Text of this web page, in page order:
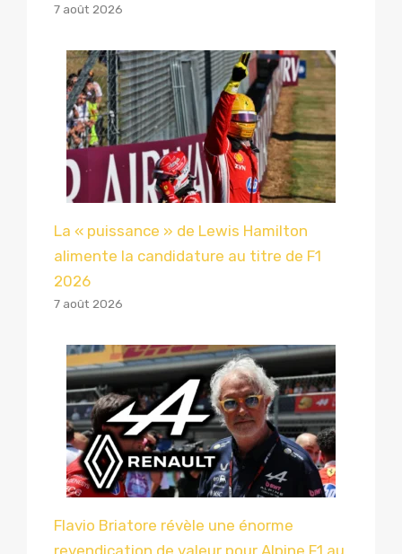
7 août 2026
La « puissance » de Lewis Hamilton
alimente la candidature au titre de F1
2026
7 août 2026
Flavio Briatore révèle une énorme
revendication de valeur pour Alpine F1 au